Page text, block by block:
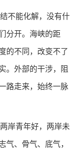
不能化解，没有什
分开。海峡的距
的不同，改变不了
。外部的干涉，阻
路走来，始终一脉
岸青年好，两岸未
、骨气、底气，